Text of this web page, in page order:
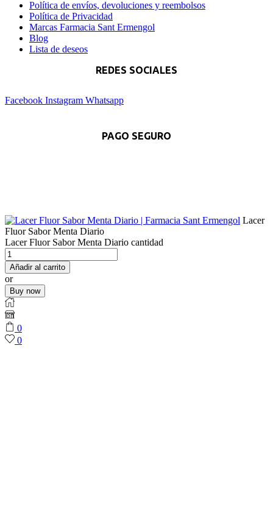
Política de envíos, devoluciones y reembolsos
Política de Privacidad
Marcas Farmacia Sant Ermengol
Blog
Lista de deseos
REDES SOCIALES
Facebook Instagram Whatsapp
PAGO SEGURO
Lacer
Fluor Sabor Menta Diario
Lacer Fluor Sabor Menta Diario cantidad
Añadir al carrito
or
Buy now
0
0